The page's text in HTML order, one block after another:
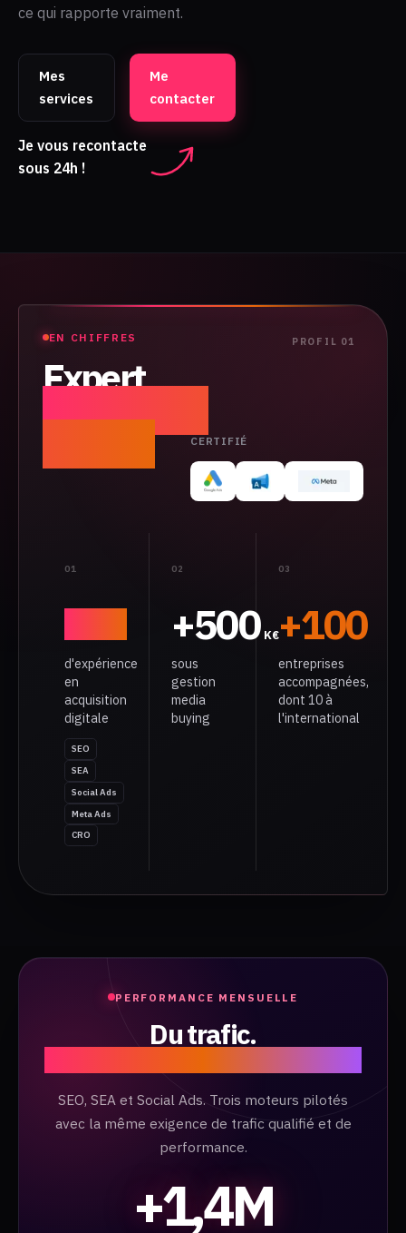
ce qui rapporte vraiment.
Mes
services
Me
contacter
Je vous recontacte
sous 24h !
EN CHIFFRES
Expert
acquisition
CERTIFIÉ
+7
d'expérience
en
acquisition
digitale
SEO
SEA
Social Ads
Meta Ads
CRO
+500 K€
sous
gestion
media
buying
+100
entreprises
accompagnées,
dont 10 à
l'international
PERFORMANCE MENSUELLE
Du trafic.
SEO, SEA et Social Ads. Trois moteurs pilotés
avec la même exigence de trafic qualifié et de
performance.
+1,4M